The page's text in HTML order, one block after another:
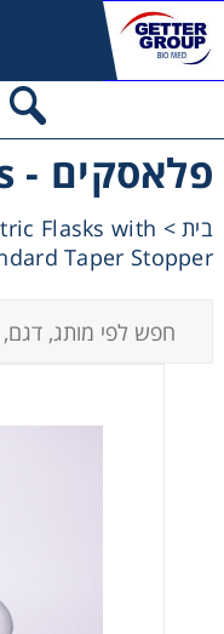
פלאסקים - Flasks
בית>
Flasks with
Taper Stopper
not found.
מעונין לקבל